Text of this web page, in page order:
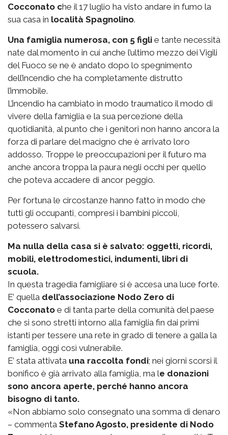
Cocconato che il 17 luglio ha visto andare in fumo la
sua casa in località Spagnolino.
Una famiglia numerosa, con 5 figli e tante necessità
nate dal momento in cui anche l’ultimo mezzo dei Vigili
del Fuoco se ne è andato dopo lo spegnimento
dell’incendio che ha completamente distrutto
l’immobile.
L’incendio ha cambiato in modo traumatico il modo di
vivere della famiglia e la sua percezione della
quotidianità, al punto che i genitori non hanno ancora la
forza di parlare del macigno che è arrivato loro
addosso. Troppe le preoccupazioni per il futuro ma
anche ancora troppa la paura negli occhi per quello
che poteva accadere di ancor peggio.
Per fortuna le circostanze hanno fatto in modo che
tutti gli occupanti, compresi i bambini piccoli,
potessero salvarsi.
Ma nulla della casa si è salvato: oggetti, ricordi,
mobili, elettrodomestici, indumenti, libri di
scuola.
In questa tragedia famigliare si è accesa una luce forte.
E’ quella dell’associazione Nodo Zero di
Cocconato e di tanta parte della comunità del paese
che si sono stretti intorno alla famiglia fin dai primi
istanti per tessere una rete in grado di tenere a galla la
famiglia, oggi così vulnerabile.
E’ stata attivata una raccolta fondi; nei giorni scorsi il
bonifico è già arrivato alla famiglia, ma le donazioni
sono ancora aperte, perché hanno ancora
bisogno di tanto.
«Non abbiamo solo consegnato una somma di denaro
– commenta Stefano Agosto, presidente di Nodo